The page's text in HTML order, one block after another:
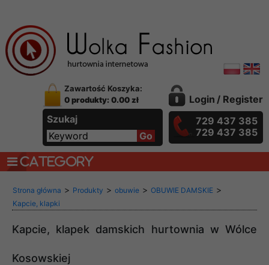
Zawartość Koszyka:
0 produkty: 0.00 zł
Szukaj
Login / Register
729 437 385
729 437 385
CATEGORY
Strona główna > Produkty > obuwie > OBUWIE DAMSKIE >
Kapcie, klapki
Kapcie, klapek damskich hurtownia w Wólce
Kosowskiej